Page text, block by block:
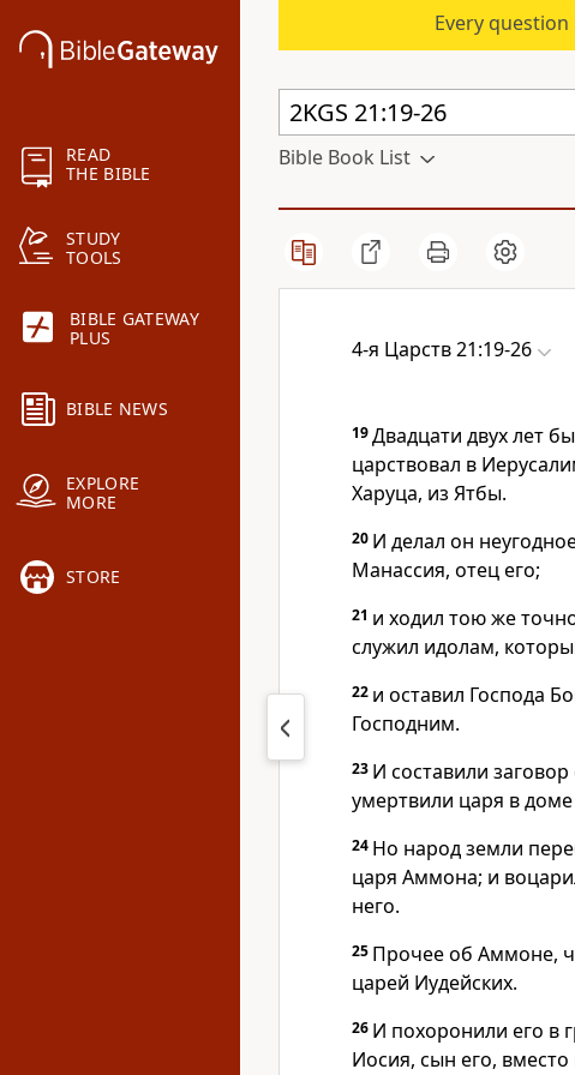
READ
THE BIBLE
STUDY
TOOLS
BIBLE GATEWAY
PLUS
BIBLE NEWS
EXPLORE
MORE
STORE
Every
Bible Book List
4-я Царств 21:19-26
19Двадцати двух лет
царствовал в
Харуца, из Ятбы.
20 И делал он
Манассия, отец его;
21 и ходил тою же
служил идолам,
22 и оставил Господа
Господним.
23 И составили
умертвили царя в доме
24 Но народ земли
царя Аммона; и
него.
25 Прочее об Аммоне,
царей Иудейских.
26 И похоронили его в
Иосия, сын его, вместо